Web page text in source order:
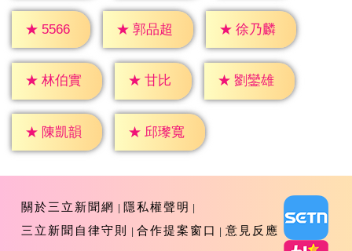
★ 5566 ★ 郭品超 ★ 徐乃麟
★ 林伯實 ★ 甘比 ★ 劉鑾雄
★ 陳凱韻 ★ 邱瓈寬
關於三立新聞網
隱私權聲明
三立新聞自律守則
合作提案窗口 意見反應